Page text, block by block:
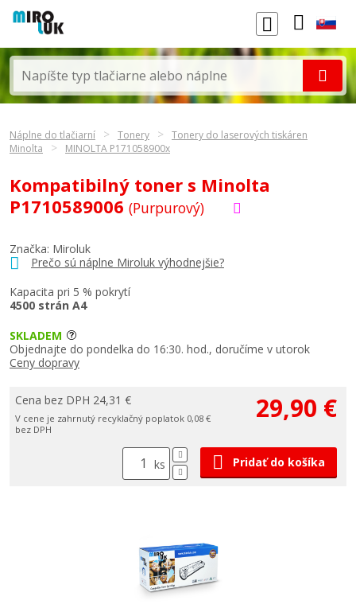
Náplne do tlačiarní Tonery
Tonery do laserových tiskáren
Minolta
MINOLTA P171058900x
Kompatibilný toner s Minolta
P1710589006 (Purpurový)
Značka: Miroluk
Prečo sú náplne Miroluk výhodnejšie?
Kapacita pri 5 % pokrytí
4500 strán A4
SKLADEM
Objednajte do pondelka do 16:30. hod., doručíme v utorok
Ceny dopravy
Cena bez DPH 24,31 €
V cene je zahrnutý recyklačný poplatok 0,08 €
bez DPH
29,90 €
ks Pridať do košíka